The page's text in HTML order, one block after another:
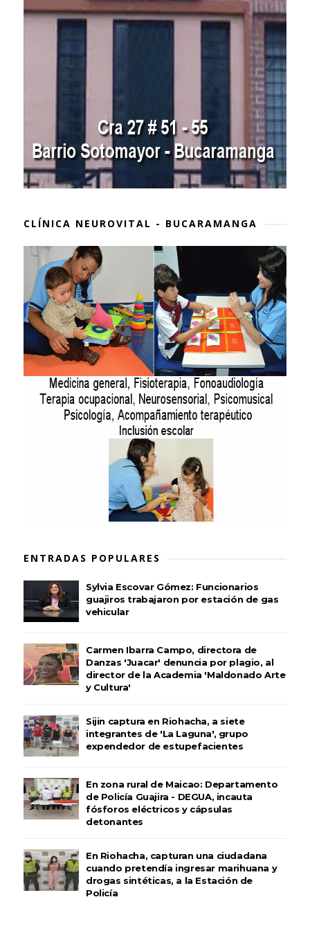
CLÍNICA NEUROVITAL - BUCARAMANGA
ENTRADAS POPULARES
Sylvia Escovar Gómez: Funcionarios
guajiros trabajaron por estación de gas
vehicular
Carmen Ibarra Campo, directora de
Danzas 'Juacar' denuncia por plagio, al
director de la Academia 'Maldonado Arte
y Cultura'
Sijin captura en Riohacha, a siete
integrantes de 'La Laguna', grupo
expendedor de estupefacientes
En zona rural de Maicao: Departamento
de Policía Guajira - DEGUA, incauta
fósforos eléctricos y cápsulas
detonantes
En Riohacha, capturan una ciudadana
cuando pretendía ingresar marihuana y
drogas sintéticas, a la Estación de
Policía